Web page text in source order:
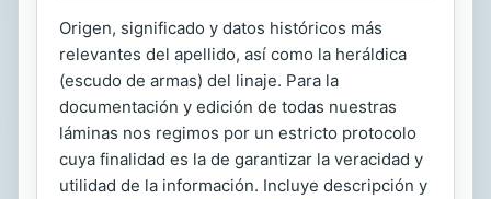
Origen, significado y datos históricos más
relevantes del apellido, así como la heráldica
(escudo de armas) del linaje. Para la
documentación y edición de todas nuestras
láminas nos regimos por un estricto protocolo
cuya finalidad es la de garantizar la veracidad y
utilidad de la información. Incluye descripción y